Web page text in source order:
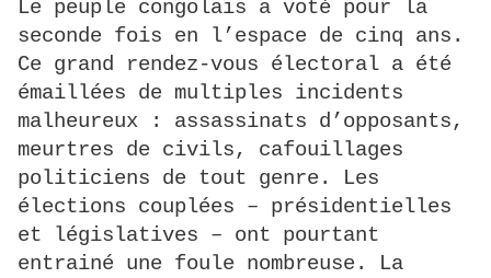
Le peuple congolais a voté pour la
seconde fois en l’espace de cinq ans.
Ce grand rendez-vous électoral a été
émaillées de multiples incidents
malheureux : assassinats d’opposants,
meurtres de civils, cafouillages
politiciens de tout genre. Les
élections couplées – présidentielles
et législatives – ont pourtant
entrainé une foule nombreuse. La